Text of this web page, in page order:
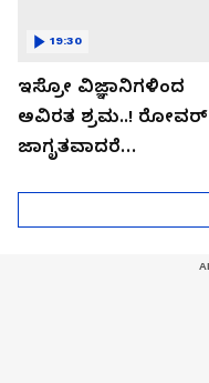
ಇಸ್ರೋ ವಿಜ್ಞಾನಿಗಳಿಂದ
ಅವಿರತ ಶ್ರಮ..! ರೋವರ್
ಜಾಗೃತವಾದರೆ
19:30